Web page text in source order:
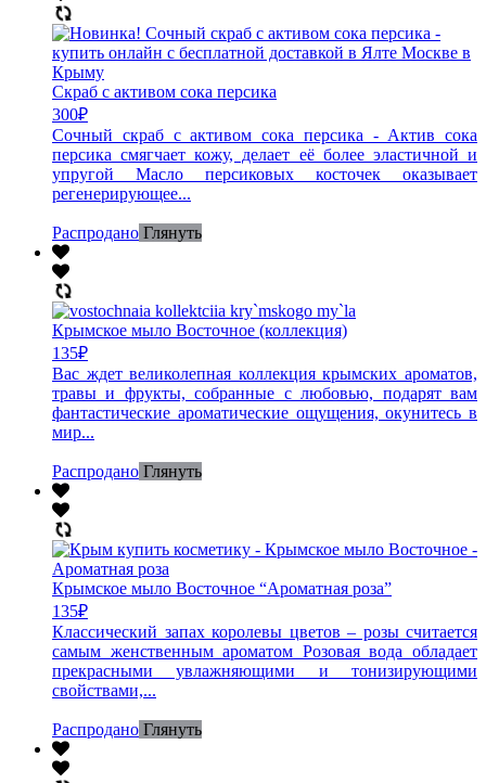
Скраб с активом сока персика
300₽
Сочный скраб с активом сока персика - Актив сока
персика смягчает кожу, делает её более эластичной и
упругой Масло персиковых косточек оказывает
регенерирующее...
Распродано Глянуть
Крымское мыло Восточное (коллекция)
135₽
Вас ждет великолепная коллекция крымских ароматов,
травы и фрукты, собранные с любовью, подарят вам
фантастические ароматические ощущения, окунитесь в
мир...
Распродано Глянуть
Крымское мыло Восточное “Ароматная роза”
135₽
Классический запах королевы цветов – розы считается
самым женственным ароматом Розовая вода обладает
прекрасными увлажняющими и тонизирующими
свойствами,...
Распродано Глянуть